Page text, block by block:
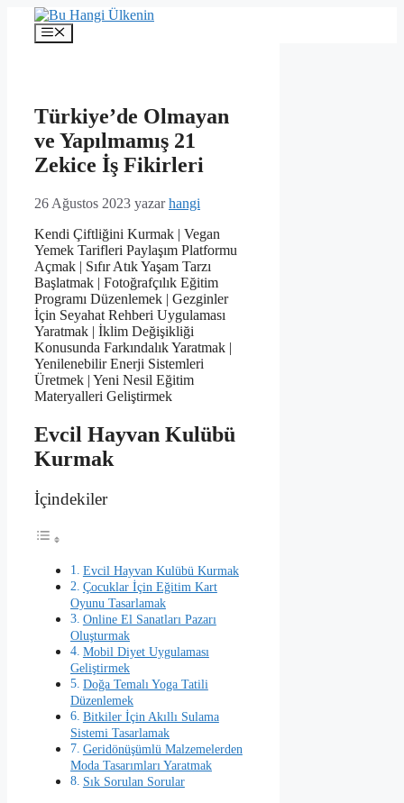
İçeriğe
Menü
Türkiye’de Olmayan
ve Yapılmamış 21
Zekice İş Fikirleri
26 Ağustos 2023 yazarhangi
Kendi Çiftliğini Kurmak | Vegan
Yemek Tarifleri Paylaşım Platformu
Açmak | Sıfır Atık Yaşam Tarzı
Başlatmak | Fotoğrafçılık Eğitim
Programı Düzenlemek | Gezginler
İçin Seyahat Rehberi Uygulaması
Yaratmak | İklim Değişikliği
Konusunda Farkındalık Yaratmak |
Yenilenebilir Enerji Sistemleri
Üretmek | Yeni Nesil Eğitim
Materyalleri Geliştirmek
Evcil Hayvan Kulübü
Kurmak
İçindekiler
Evcil Hayvan Kulübü Kurmak
Çocuklar İçin Eğitim Kart
Oyunu Tasarlamak
Online El Sanatları Pazarı
Oluşturmak
Mobil Diyet Uygulaması
Geliştirmek
Doğa Temalı Yoga Tatili
Düzenlemek
Bitkiler İçin Akıllı Sulama
Sistemi Tasarlamak
Geridönüşümlü Malzemelerden
Moda Tasarımları Yaratmak
Sık Sorulan Sorular